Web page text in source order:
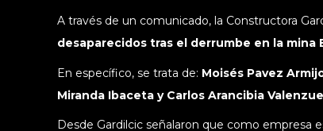
A través de un comunicado, la Constructora
desaparecidos tras el derrumbe en la mina
En específico, se trata de: Moisés Pavez
Miranda Ibaceta y Carlos Arancibia
Desde Gardilcic señalaron que como empresa